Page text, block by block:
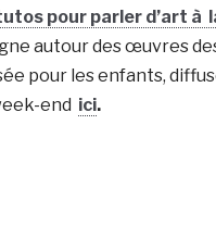
pour parler d’art à
autour des œuvres
pour les enfants,
end ici.